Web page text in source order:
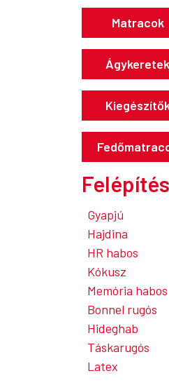
Matracok
Ágykeretek
Felépítés
Gyapjú
Hajdina
HR habos
Kókusz
Memória habos
Bonnel rugós
Hideghab
Táskarugós
Latex